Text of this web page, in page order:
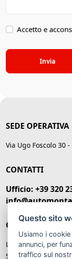
Questo sito
Usiamo i
annunci, per
traffico sul
Accetto e
Invia
SEDE OPERATIVA
Via Ugo Foscolo 30
CONTATTI
Ufficio: +39 320
ORARI DI
Lunedì – Venerdì:
Sabato: 09:00 -